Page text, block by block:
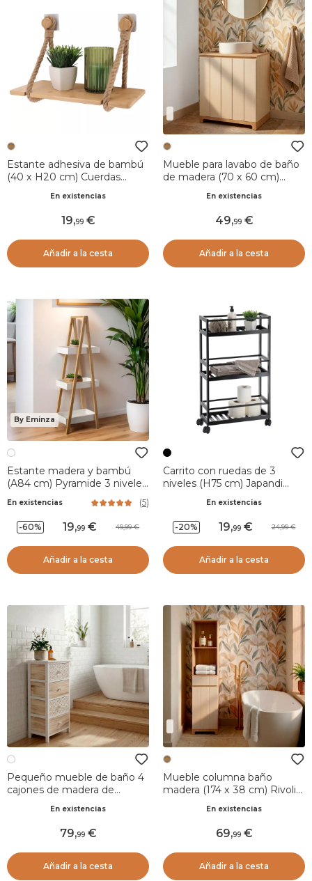
Estante adhesiva de bambú
(40 x H20 cm) Cuerdas
En existencias
19,99
Añadir a la cesta
Mueble para lavabo de baño
de madera (70 x 60 cm)
En existencias
49,99
Añadir a la cesta
By Eminza
Estante madera y bambú
(A84 cm) Pyramide 3 niveles
En existencias (5)
-60% 19,99 49,99
Añadir a la cesta
Carrito con ruedas de 3
niveles (H75 cm) Japandi
En existencias
-20% 19,99 24,99
Añadir a la cesta
Pequeño mueble de baño 4
cajones de madera de
Bohemia Blanco
En existencias
79,99
Añadir a la cesta
Mueble columna baño
madera (174 x 38 cm) Rivoli
En existencias
69,99
Añadir a la cesta